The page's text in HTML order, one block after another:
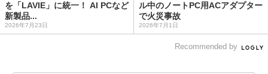
を「LAVIE」に統一！ AI PCなど
新製品...
2026年7月23日
ル中のノートPC用ACアダプター
で火災事故
2026年7月1日
Recommended by